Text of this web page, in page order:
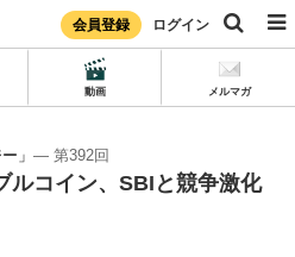
会員登録 ログイン
動画 メルマガ
」 ― 第392回
ルコイン、SBIと競争激化